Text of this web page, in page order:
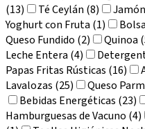
(13)
Té Ceylán (8)
Yoghurt con Fruta (1)
Queso Fundido (2)
Quinoa
Leche Entera (4)
Papas Fritas Rústicas (16)
Lavalozas (25)
Queso
Bebidas Energéticas (23)
Hamburguesas de Vacuno (4)